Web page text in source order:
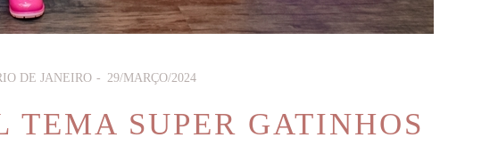
DE JANEIRO 29/MARÇO/2024
SUPER GATINHOS